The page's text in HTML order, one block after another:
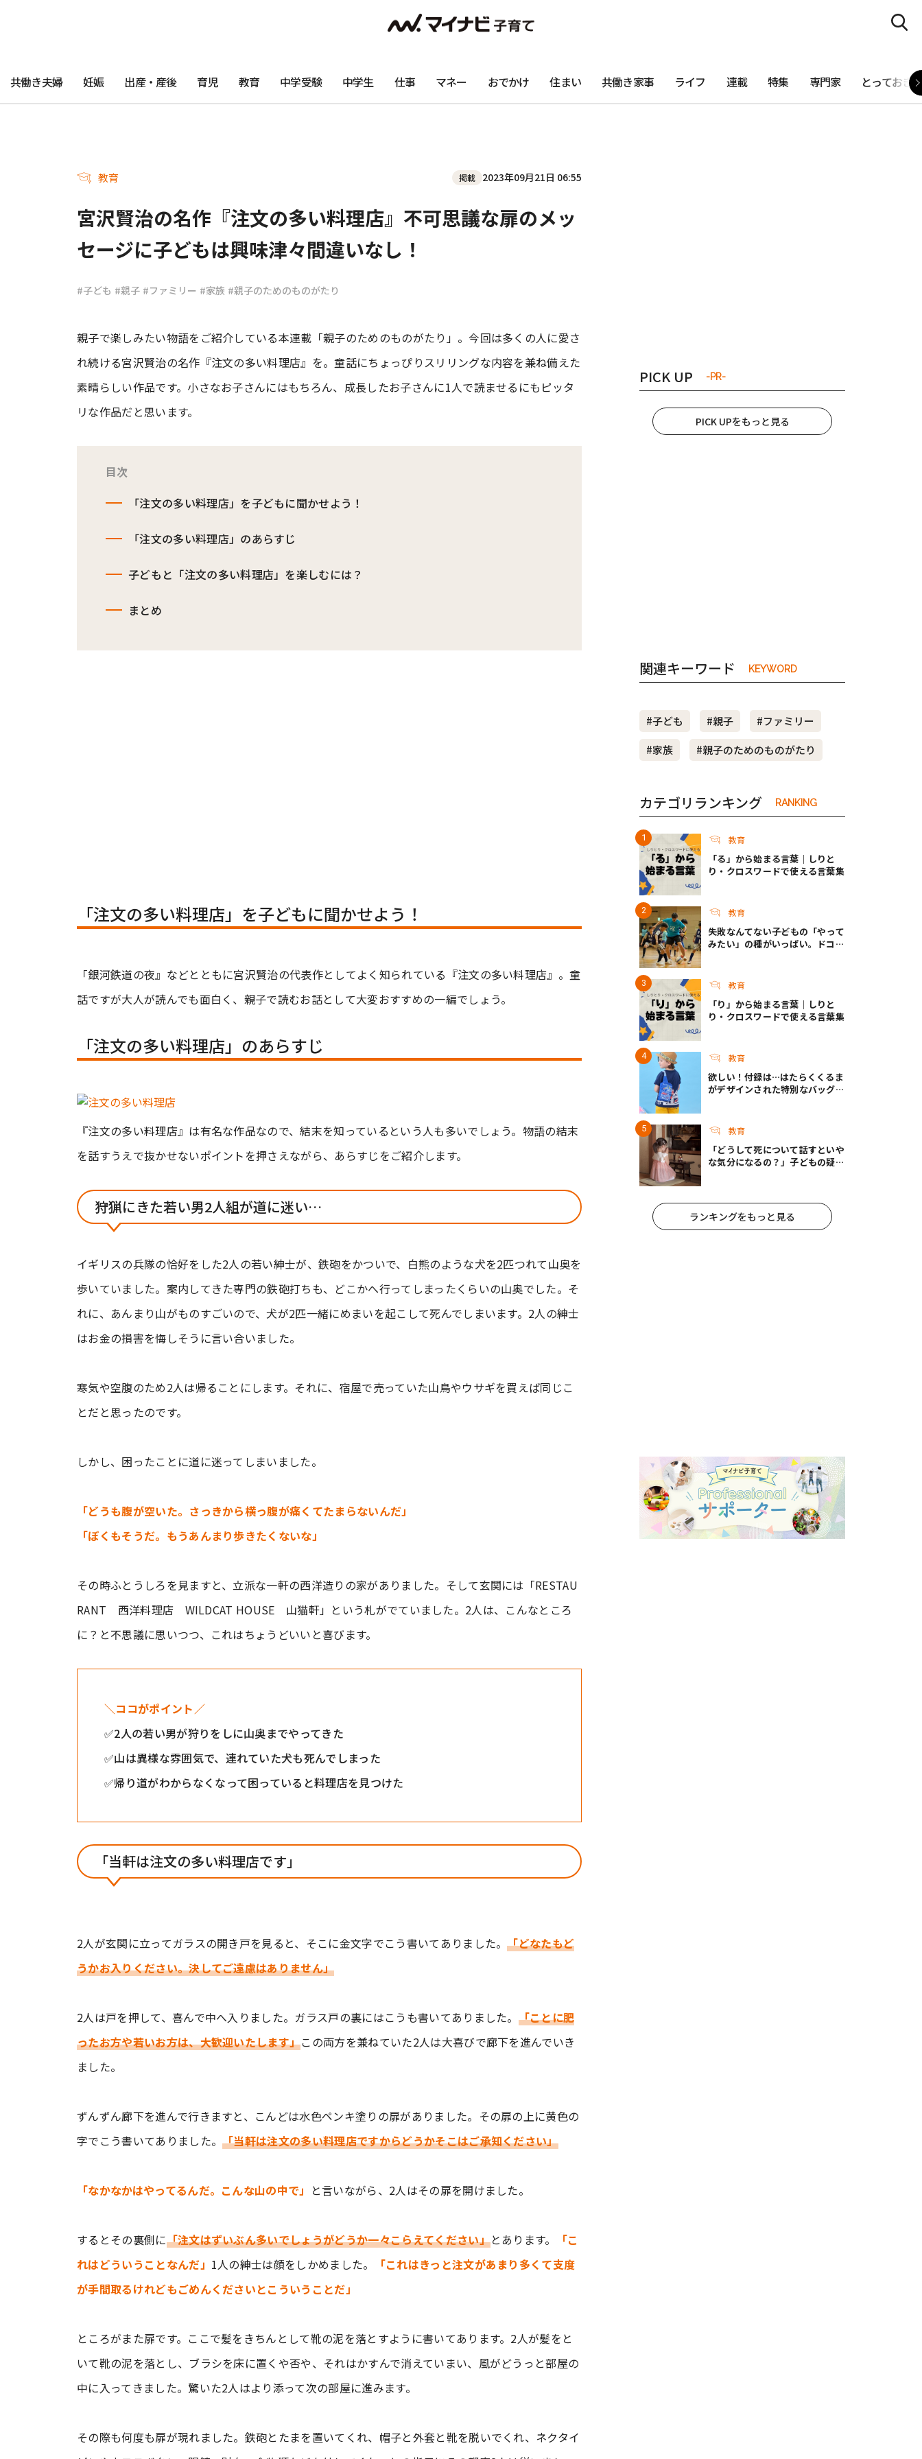
#渡邊大地の令和的ワーパパ道
共働き夫婦 妊娠 出産・産後 育児 教育 中学受験 中学生 仕事 マネー おでかけ 住まい 共働き家事 ライフ 連載 特集 専門家 とっておき
教育 掲載 2023年09月21日 06:55
宮沢賢治の名作『注文の多い料理店』不可思議な扉のメッ
セージに子どもは興味津々間違いなし！
#子ども #親子 #ファミリー #家族 #親子のためのものがたり
親子で楽しみたい物語をご紹介している本連載「親子のためのものがたり」。今回は多くの人に愛さ
れ続ける宮沢賢治の名作『注文の多い料理店』を。童話にちょっぴりスリリングな内容を兼ね備えた
素晴らしい作品です。小さなお子さんにはもちろん、成長したお子さんに1人で読ませるにもピッタ
リな作品だと思います。
目次
「注文の多い料理店」を子どもに聞かせよう！
「注文の多い料理店」のあらすじ
子どもと「注文の多い料理店」を楽しむには？
まとめ
「注文の多い料理店」を子どもに聞かせよう！
「銀河鉄道の夜』などとともに宮沢賢治の代表作としてよく知られている『注文の多い料理店』。童
話ですが大人が読んでも面白く、親子で読むお話として大変おすすめの一編でしょう。
「注文の多い料理店」のあらすじ
『注文の多い料理店』は有名な作品なので、結末を知っているという人も多いでしょう。物語の結末
を話すうえで抜かせないポイントを押さえながら、あらすじをご紹介します。
狩猟にきた若い男2人組が道に迷い…
イギリスの兵隊の恰好をした2人の若い紳士が、鉄砲をかついで、白熊のような犬を2匹つれて山奥を
歩いていました。案内してきた専門の鉄砲打ちも、どこかへ行ってしまったくらいの山奥でした。そ
れに、あんまり山がものすごいので、犬が2匹一緒にめまいを起こして死んでしまいます。2人の紳士
はお金の損害を悔しそうに言い合いました。
寒気や空腹のため2人は帰ることにします。それに、宿屋で売っていた山鳥やウサギを買えば同じこ
とだと思ったのです。
しかし、困ったことに道に迷ってしまいました。
「どうも腹が空いた。さっきから横っ腹が痛くてたまらないんだ」
「ぼくもそうだ。もうあんまり歩きたくないな」
その時ふとうしろを見ますと、立派な一軒の西洋造りの家がありました。そして玄関には「RESTAU
RANT 西洋料理店 WILDCAT HOUSE 山猫軒」という札がでていました。2人は、こんなところ
に？と不思議に思いつつ、これはちょうどいいと喜びます。
＼ココがポイント／
✅2人の若い男が狩りをしに山奥までやってきた
✅山は異様な雰囲気で、連れていた犬も死んでしまった
✅帰り道がわからなくなって困っていると料理店を見つけた
「当軒は注文の多い料理店です」
2人が玄関に立ってガラスの開き戸を見ると、そこに金文字でこう書いてありました。「どなたもど
うかお入りください。決してご遠慮はありません」
2人は戸を押して、喜んで中へ入りました。ガラス戸の裏にはこうも書いてありました。 「ことに肥
ったお方や若いお方は、大歓迎いたします」この両方を兼ねていた2人は大喜びで廊下を進んでいき
ました。
ずんずん廊下を進んで行きますと、こんどは水色ペンキ塗りの扉がありました。その扉の上に黄色の
字でこう書いてありました。「当軒は注文の多い料理店ですからどうかそこはご承知ください」
「なかなかはやってるんだ。こんな山の中で」 と言いながら、2人はその扉を開けました。
するとその裏側に「注文はずいぶん多いでしょうがどうか一々こらえてください」とあります。
「こ
れはどういうことなんだ」 1人の紳士は顔をしかめました。
「これはきっと注文があまり多くて支度
が手間取るけれどもごめんくださいとこういうことだ」
ところがまた扉です。ここで髪をきちんとして靴の泥を落とすように書いてあります。2人が髪をと
いて靴の泥を落とし、ブラシを床に置くや否や、それはかすんで消えていまい、風がどうっと部屋の
中に入ってきました。驚いた2人はより添って次の部屋に進みます。
その際も何度も扉が現れました。鉄砲とたまを置いてくれ、帽子と外套と靴を脱いでくれ、ネクタイ
PICK UP -PR-
PICK UPをもっと見る
関連キーワード KEYWORD
#子ども #親子
#ファミリー
#家族
#親子のためのものがたり
カテゴリランキング RANKING
教育
「る」から始まる言葉｜しりと
り・クロスワードで使える言葉集
教育
失敗なんてない――子どもの「やって
みたい」の種がいっぱい。ドコモ
教育
「り」から始まる言葉｜しりと
り・クロスワードで使える言葉集
教育
欲しい！付録は…はたらくくるま
がデザインされた特別なバッグ！
教育
「どうして死について話すといや
な気分になるの？」子どもの疑問
ランキングをもっと見る